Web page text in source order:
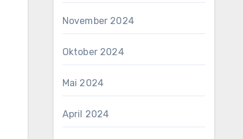
November 2024
Oktober 2024
Mai 2024
April 2024